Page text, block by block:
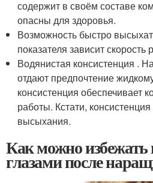
содержит в своём составе
опасны для здоровья.
Возможность быстро
показателя зависит
Водянистая консистенция .
отдают предпочтение
консистенция обеспечивает
работы. Кстати,
высыхания.
Как можно избежать
глазами после